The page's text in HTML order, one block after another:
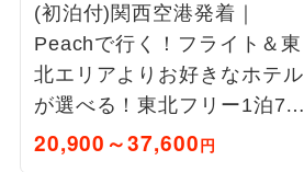
(初泊付)関西空港発着｜
Peachで行く！フライト＆東
北エリアよりお好きなホテル
が選べる！東北フリー1泊7日
間
20,900～37,600円